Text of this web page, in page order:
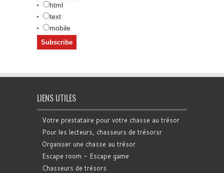
html
text
mobile
LIENS UTILES
Votre prestataire pour votre chasse au trésor
Pour les lecteurs, chasseurs de trésorsr
Organiser une chasse au trésor
Escape room - Escape game
Chasseurs de trésors